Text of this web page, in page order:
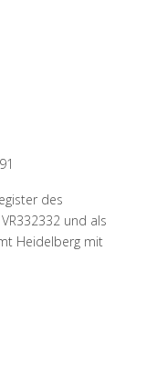
des
und als
Heidelberg mit